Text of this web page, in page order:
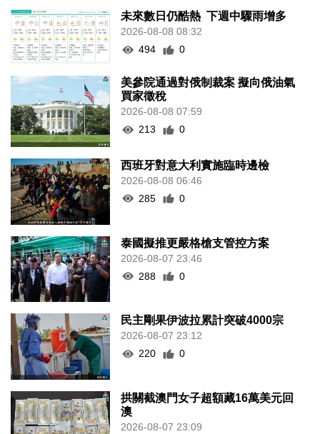
未來數日仍酷熱 下週中驟雨增多
2026-08-08 08:32
494
0
美參院通過對俄制裁案 擬向俄油氣
買家徵稅
2026-08-08 07:59
213
0
西班牙對意大利實施臨時邊檢
2026-08-08 06:46
285
0
泰國擬推更嚴格槍支管控方案
2026-08-07 23:46
288
0
民主剛果伊波拉累計突破4000宗
2026-08-07 23:12
220
0
拱關截澳門女子超額藏16萬美元回
澳
2026-08-07 23:09